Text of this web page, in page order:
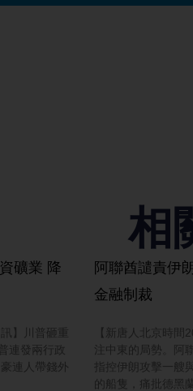
相
礦業 降
】川普砸重
連發兩行政
連人帶錢外
阿聯酋譴責伊
金融制裁
【新唐人北京時間
注中東的局勢。阿
指控伊朗攻擊一艘
的船隻，痛批德黑